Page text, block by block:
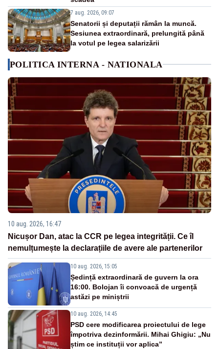
7 aug. 2026, 09:07
Senatorii și deputații rămân la muncă.
Sesiunea extraordinară, prelungită până
la votul pe legea salarizării
POLITICA INTERNA - NATIONALA
10 aug. 2026, 16:47
Nicușor Dan, atac la CCR pe legea integrității. Ce îl
nemulțumește la declarațiile de avere ale partenerilor
10 aug. 2026, 15:05
Ședință extraordinară de guvern la ora
16:00. Bolojan îi convoacă de urgență
astăzi pe miniștrii
10 aug. 2026, 14:45
PSD cere modificarea proiectului de lege
împotriva dezinformării. Mihai Ghigiu: „Nu
știm ce instituții vor aplica”